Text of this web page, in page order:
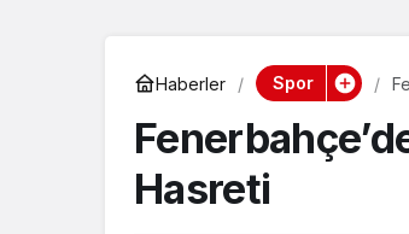
Haberler Spor
Hasreti